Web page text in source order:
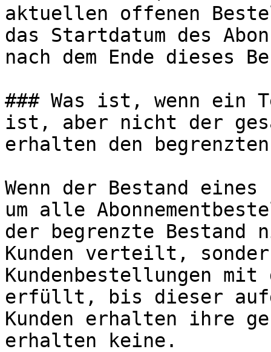
aktuellen offenen
das Startdatum des
nach dem Ende dieses
### Was ist, wenn ein
ist, aber nicht der
erhalten den
Wenn der Bestand
um alle
der begrenzte Bestand
Kunden verteilt,
Kundenbestellungen mit
erfüllt, bis dieser
Kunden erhalten ihre
erhalten keine.